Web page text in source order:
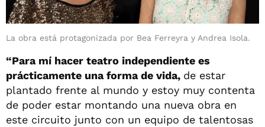
La obra está protagonizada por Bea Ferreyra y Andrea Isola.
“Para mí hacer teatro independiente es
prácticamente una forma de vida, de estar
plantado frente al mundo y estoy muy contenta
de poder estar montando una nueva obra en
este circuito junto con un equipo de talentosas